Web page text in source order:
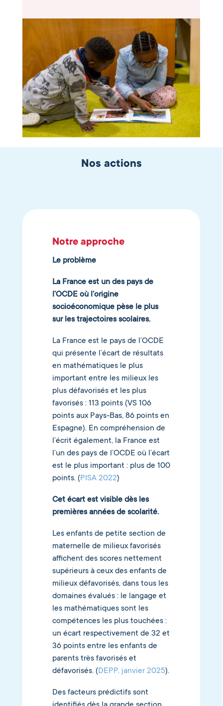
Nos actions
Notre approche
Le problème
La France est un des pays de
l’OCDE où l’origine
socioéconomique pèse le plus
sur les trajectoires scolaires.
La France est le pays de l’OCDE
qui présente l’écart de résultats
en mathématiques le plus
important entre les milieux les
plus défavorisés et les plus
favorisés : 113 points (VS 106
points aux Pays-Bas, 86 points en
Espagne). En compréhension de
l’écrit également, la France est
l’un des pays de l’OCDE où l’écart
est le plus important : plus de 100
points. (PISA 2022)
Cet écart est visible dès les
premières années de scolarité.
Les enfants de petite section de
maternelle de milieux favorisés
affichent des scores nettement
supérieurs à ceux des enfants de
milieux défavorisés, dans tous les
domaines évalués : le langage et
les mathématiques sont les
compétences les plus touchées :
un écart respectivement de 32 et
36 points entre les enfants de
parents très favorisés et
défavorisés. (DEPP, janvier 2025).
Des facteurs prédictifs sont